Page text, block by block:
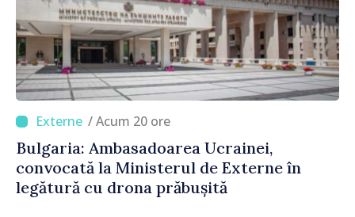
/ Acum 20 ore
Bulgaria: Ambasadoarea Ucrainei,
convocată la Ministerul de Externe în
legătură cu drona prăbușită